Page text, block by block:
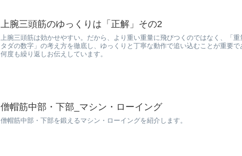
上腕三頭筋のゆっくりは「正解」その2
上腕三頭筋は効かせやすい。だから、より重い重量に飛びつくのではなく、「重
タダの数字」の考え方を徹底し、ゆっくりと丁寧な動作で追い込むことが重要で
何度も繰り返しお伝えしています。
僧帽筋中部・下部_マシン・ローイング
僧帽筋中部・下部を鍛えるマシン・ローイングを紹介します。